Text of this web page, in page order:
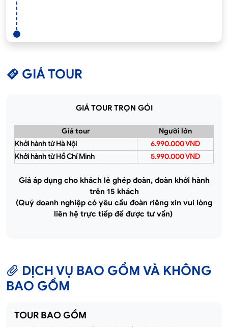
GIÁ TOUR
GIÁ TOUR TRỌN GÓI
Giá tour
Người lớn
Khởi hành từ Hà Nội
6.990.000 VND
Khởi hành từ Hồ Chí Minh
5.990.000 VND
Giá áp dụng cho khách lẻ ghép đoàn, đoàn khởi hành
trên 15 khách
(Quý doanh nghiệp có yêu cầu đoàn riêng xin vui lòng
liên hệ trực tiếp để được tư vấn)
DỊCH VỤ BAO GỒM VÀ KHÔNG
BAO GỒM
TOUR BAO GỒM